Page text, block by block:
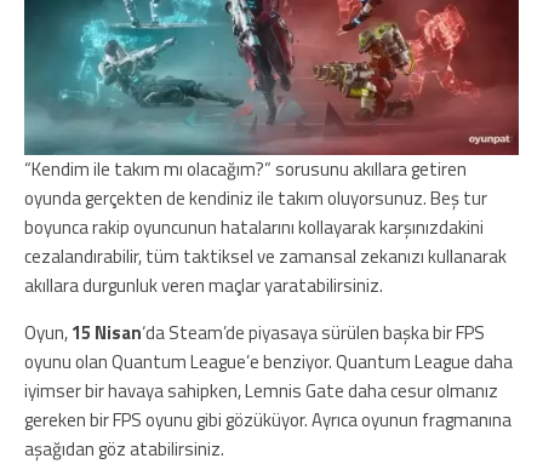
“Kendim ile takım mı olacağım?” sorusunu akıllara getiren
oyunda gerçekten de kendiniz ile takım oluyorsunuz. Beş tur
boyunca rakip oyuncunun hatalarını kollayarak karşınızdakini
cezalandırabilir, tüm taktiksel ve zamansal zekanızı kullanarak
akıllara durgunluk veren maçlar yaratabilirsiniz.
Oyun,15 Nisan‘da Steam’de piyasaya sürülen başka bir FPS
oyunu olan Quantum League’e benziyor. Quantum League daha
iyimser bir havaya sahipken, Lemnis Gate daha cesur olmanız
gereken bir FPS oyunu gibi gözüküyor. Ayrıca oyunun fragmanına
aşağıdan göz atabilirsiniz.